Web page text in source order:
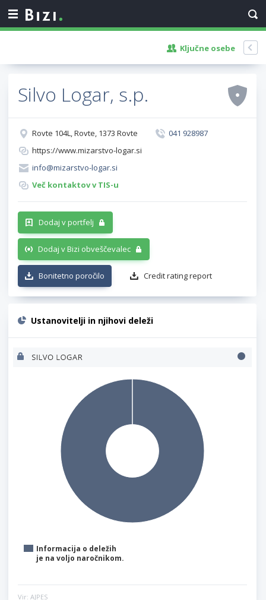
Ključne osebe
Silvo Logar, s.p.
Rovte 104L, Rovte, 1373 Rovte
041 928987
https://www.mizarstvo-logar.si
info@mizarstvo-logar.si
Več kontaktov v TIS-u
Dodaj v portfelj
Dodaj v Bizi obveščevalec
Bonitetno poročilo Credit rating report
Ustanovitelji in njihovi deleži
Informacija o deležih
je na voljo naročnikom.
Vir: AJPES